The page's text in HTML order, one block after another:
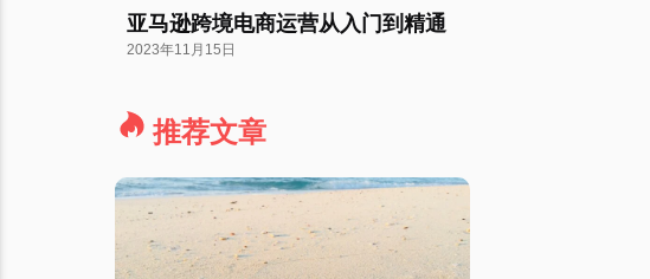
亚马逊跨境电商运营从入门到精通
2023年11月15日
推荐文章